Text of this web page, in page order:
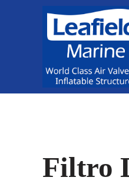
Leafield
World Class Air Valves for
Filtro